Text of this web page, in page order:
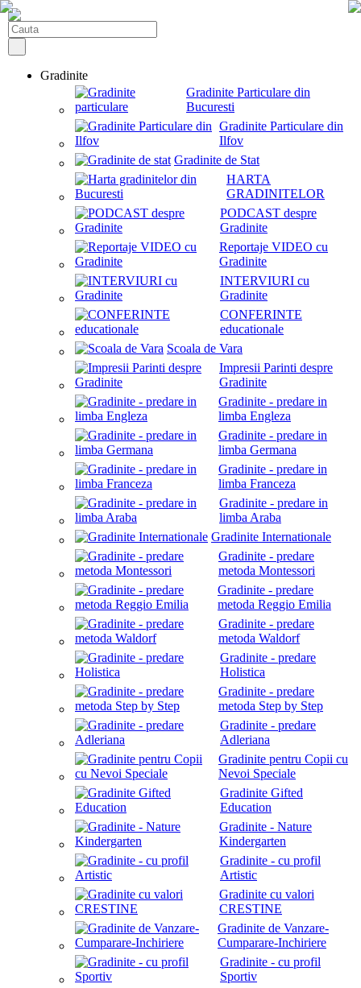
Gradinite
Gradinite Particulare din
Bucuresti
Gradinite Particulare din
Ilfov
Gradinite de Stat
HARTA
GRADINITELOR
PODCAST despre
Gradinite
Reportaje VIDEO cu
Gradinite
INTERVIURI cu
Gradinite
CONFERINTE
educationale
Scoala de Vara
Impresii Parinti despre
Gradinite
Gradinite - predare in
limba Engleza
Gradinite - predare in
limba Germana
Gradinite - predare in
limba Franceza
Gradinite - predare in
limba Araba
Gradinite Internationale
Gradinite - predare
metoda Montessori
Gradinite - predare
metoda Reggio Emilia
Gradinite - predare
metoda Waldorf
Gradinite - predare
Holistica
Gradinite - predare
metoda Step by Step
Gradinite - predare
Adleriana
Gradinite pentru Copii cu
Nevoi Speciale
Gradinite Gifted
Education
Gradinite - Nature
Kindergarten
Gradinite - cu profil
Artistic
Gradinite cu valori
CRESTINE
Gradinite de Vanzare-
Cumparare-Inchiriere
Gradinite - cu profil
Sportiv